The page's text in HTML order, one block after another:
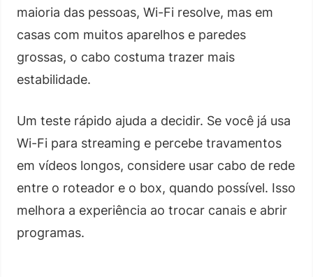
maioria das pessoas, Wi-Fi resolve, mas em
casas com muitos aparelhos e paredes
grossas, o cabo costuma trazer mais
estabilidade.
Um teste rápido ajuda a decidir. Se você já usa
Wi-Fi para streaming e percebe travamentos
em vídeos longos, considere usar cabo de rede
entre o roteador e o box, quando possível. Isso
melhora a experiência ao trocar canais e abrir
programas.